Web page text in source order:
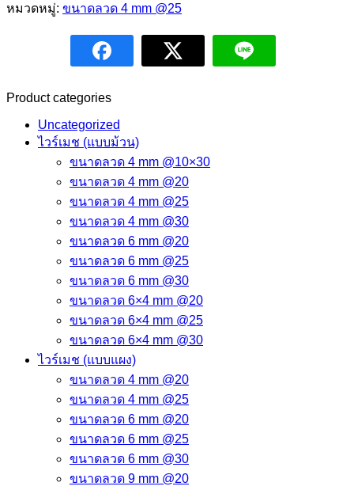
หมวดหมู่: ขนาดลวด 4 mm @25
Product categories
Uncategorized
ไวร์เมช (แบบม้วน)
ขนาดลวด 4 mm @10×30
ขนาดลวด 4 mm @20
ขนาดลวด 4 mm @25
ขนาดลวด 4 mm @30
ขนาดลวด 6 mm @20
ขนาดลวด 6 mm @25
ขนาดลวด 6 mm @30
ขนาดลวด 6×4 mm @20
ขนาดลวด 6×4 mm @25
ขนาดลวด 6×4 mm @30
ไวร์เมช (แบบแผง)
ขนาดลวด 4 mm @20
ขนาดลวด 4 mm @25
ขนาดลวด 6 mm @20
ขนาดลวด 6 mm @25
ขนาดลวด 6 mm @30
ขนาดลวด 9 mm @20